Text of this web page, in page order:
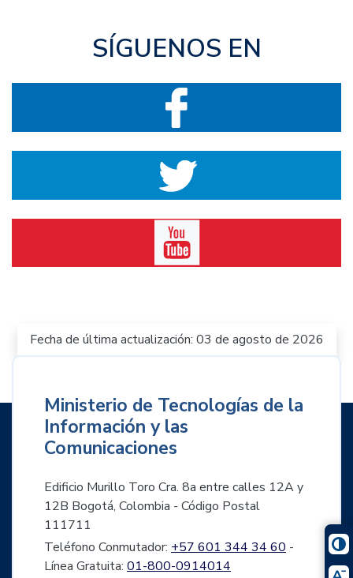
SÍGUENOS EN
Fecha de última actualización: 03 de agosto de 2026
Ministerio de Tecnologías de la
Información y las
Comunicaciones
Edificio Murillo Toro Cra. 8a entre calles 12A y
12B Bogotá, Colombia - Código Postal
111711
Teléfono Conmutador: +57 601 344 34 60 -
Línea Gratuita: 01-800-0914014